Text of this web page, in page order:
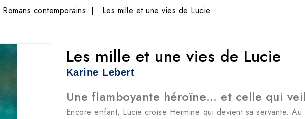
Romans contemporains Les mille et une vies de Lucie
Les mille et une vies de Lucie
Karine Lebert
Une flamboyante héroïne… et celle qui
Encore enfant, Lucie croise Hermine qui devient sa servante.